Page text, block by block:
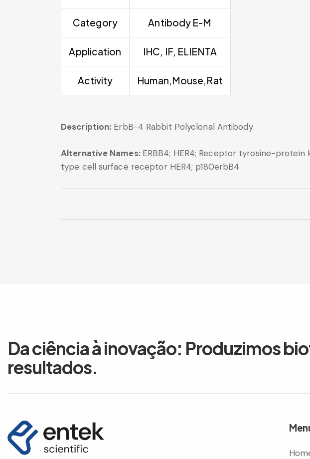
Category Antibody E-M
Application IHC, IF, ELIENTA
Activity Human,Mouse,Rat
Description: ErbB-4 Rabbit Polyclonal Antibody
Alternative Names: ERBB4; HER4; Receptor tyrosine-
type cell surface receptor HER4; p180erbB4
Da ciência à inovação: Produzimos
resultados.